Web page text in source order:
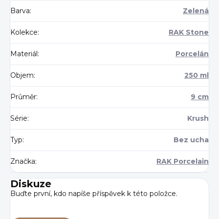
Barva: Zelená
Kolekce: RAK Stone
Materiál: Porcelán
Objem: 250 ml
Průměr: 9 cm
Série: Krush
Typ: Bez ucha
Značka: RAK Porcelain
Diskuze
Buďte první, kdo napíše příspěvek k této položce.